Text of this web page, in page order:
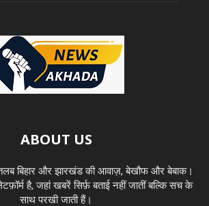
ABOUT US
बिहार और झारखंड की आवाज़, बेखौफ और बेबाक।
है, जहां खबरें सिर्फ़ बताई नहीं जातीं बल्कि सच के
साथ परखी जाती हैं।